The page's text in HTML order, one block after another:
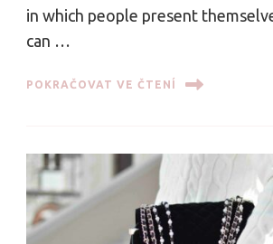
in which people present
can …
POKRAČOVAT VE ČTENÍ